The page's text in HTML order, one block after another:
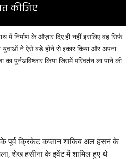
कीजिए
में निर्माण के औज़ार दिए ही नहीं इसलिए वह सिर्फ
युवाओं ने ऐसे बड़े होने से इंकार किया और अपना
पुर्नअविष्कार किया जिसमें परिवर्तन ला पाने की
के पूर्व क्रिकेट कप्तान शाकिब अल हसन के
शेख हसीना के इवेंट में शामिल हुए थे